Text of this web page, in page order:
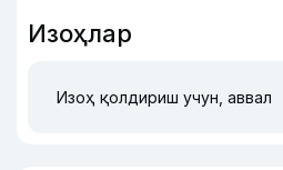
Изоҳлар
Изоҳ қолдириш учун, аввал